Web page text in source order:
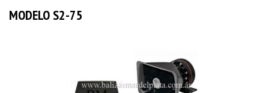
MODELO S2-75